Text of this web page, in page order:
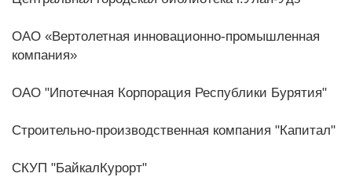
ОАО «Вертолетная инновационно-промышленная
компания»
ОАО "Ипотечная Корпорация Республики Бурятия"
Строительно-производственная компания "Капитал"
СКУП "БайкалКурорт"